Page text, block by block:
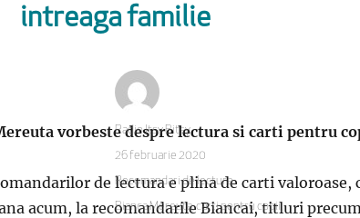
intreaga familie
vorbeste despre lectura si carti pentru
de lectura e plina de carti
acum, la recomandarile Biancai, titluri
Autor
Radio Itsy Bitsy
Publicat
pe
26 februarie 2020
Categorii
Recomandari de lectura
Etichete
Bianca Mereuta,carti pentru copii,